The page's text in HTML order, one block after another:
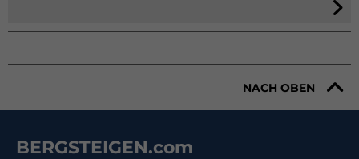
NACH OBEN
BERGSTEIGEN.com